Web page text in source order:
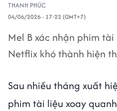
THANH PHÚC
04/06/2026 - 17:22 (GMT+7)
Mel B xác nhận phim
Netflix khó thành hiện
Sau nhiều tháng xuất
phim tài liệu xoay